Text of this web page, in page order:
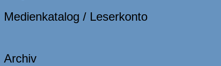
Medienkatalog / Leserkonto
Archiv